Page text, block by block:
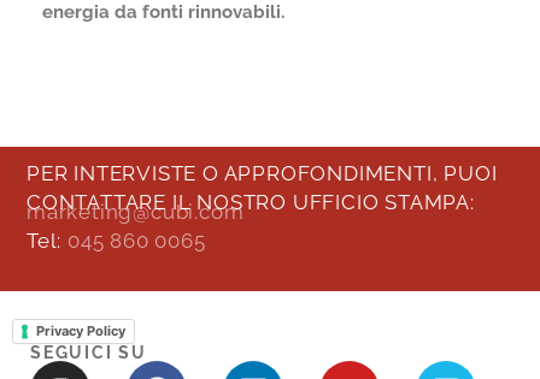
energia da fonti rinnovabili.
PER INTERVISTE O APPROFONDIMENTI, PUOI
CONTATTARE IL NOSTRO UFFICIO STAMPA:
marketing@cubi.com
Tel: 045 860 0065
Privacy Policy
SEGUICI SU